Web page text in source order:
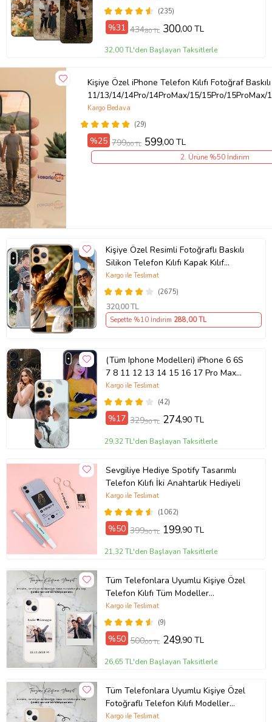
(235)
%31 434,80 TL 300,00 TL
32,00 TL'den Başlayan Taksitlerle
Kişiye Özel iPhone Telefon Kılıfı Fotoğraf Baskılı
11/13/14/14Pro/14ProMax/15/15Pro/
(29)
Kargo Bedava
%25 799,00 TL 599,00 TL
2. Ürüne %50 İndirim
Kişiye Özel Resimli Fotoğraflı Baskılı
Silikon Telefon Kılıfı Kapak Kılıf
(Telefon Modelleri Açıklamada)
(2675)
Kargo ile Teslimat
320,00 TL
Sepette %10 İndirim 288,00 TL
(Tüm Iphone Modelleri) iPhone 6 6S
7 8 11 12 13 14 15 16 17 Pro Max
Plus Mini Kişiye Özel Resimli
Fotoğraflı Kılıf(42)
Kargo ile Teslimat
%17 329,90 TL 274,90 TL
29,32 TL'den Başlayan Taksitlerle
Sevgiliye Hediye Spotify Tasarımlı
Telefon Kılıfı İki Anahtarlık Hediyeli
(1062)
Kargo ile Teslimat
%50 399,90 TL 199,90 TL
21,32 TL'den Başlayan Taksitlerle
Tüm Telefonlara Uyumlu Kişiye Özel
Telefon Kılıfı Tüm Modeller
Açıklamada
(9)
Kargo ile Teslimat
%50 500,00 TL 249,90 TL
26,65 TL'den Başlayan Taksitlerle
Tüm Telefonlara Uyumlu Kişiye Özel
Fotoğraflı Telefon Kılıfı Modeller
Açıklamada
Kargo ile Teslimat